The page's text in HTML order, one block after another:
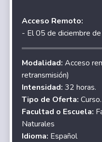
Acceso Remoto:
- El 05 de diciembre
Modalidad:Acceso
retransmisión)
Intensidad:32 horas.
Tipo de Oferta:Curso.
Facultad o Escuela:
Naturales
Idioma: Español